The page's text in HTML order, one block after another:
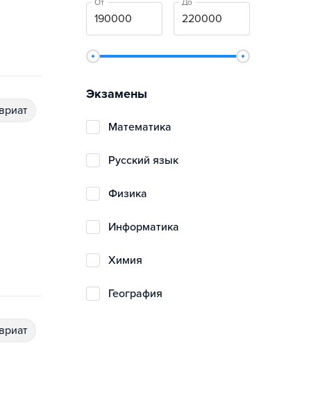
От До
Экзамены
математика
русский язык
физика
информатика
химия
география